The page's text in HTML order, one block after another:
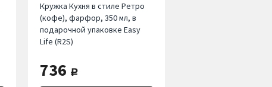
Кружка Кухня в стиле Ретро
(кофе), фарфор, 350 мл, в
подарочной упаковке Easy
Life (R2S)
736 руб.